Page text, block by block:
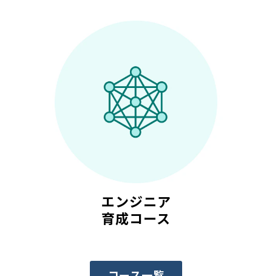
エンジニア
育成コース